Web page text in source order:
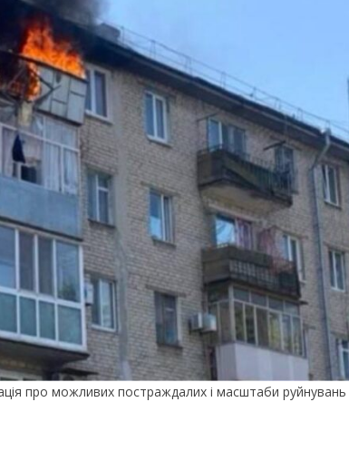
про можливих постраждалих і масштаби руйнувань